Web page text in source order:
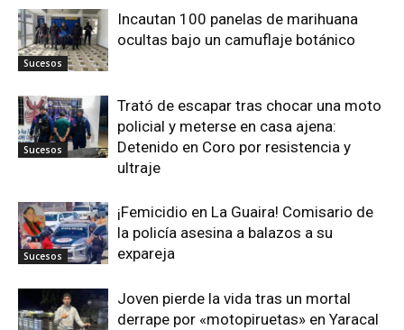
Sucesos
Incautan 100 panelas de marihuana
ocultas bajo un camuflaje botánico
Sucesos
Trató de escapar tras chocar una moto
policial y meterse en casa ajena:
Detenido en Coro por resistencia y
ultraje
Sucesos
¡Femicidio en La Guaira! Comisario de
la policía asesina a balazos a su
expareja
Joven pierde la vida tras un mortal
derrape por «motopiruetas» en Yaracal